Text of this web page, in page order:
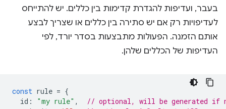
בעבר, ועדיפות להגדרת קדימות בין כללים. יש להתייחס
לעדיפויות רק אם יש סתירה בין כללים או שצריך לבצע
אותם הזמנה. הפעולות מתבצעות בסדר יורד, לפי
העדיפות של הכללים שלהן.
const rule = {
id : "my rule" ,
// optional, will be generated if